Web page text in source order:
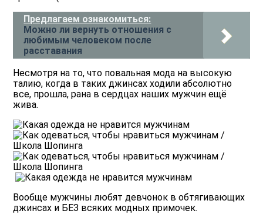
Предлагаем ознакомиться:
Можно ли вернуть отношения с
любимым человеком после
расставания
Несмотря на то, что повальная мода на высокую
талию, когда в таких джинсах ходили абсолютно
все, прошла, рана в сердцах наших мужчин ещё
жива.
Вообще мужчины любят девчонок в обтягивающих
джинсах и БЕЗ всяких модных примочек.